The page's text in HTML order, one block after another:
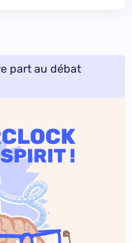
part au débat